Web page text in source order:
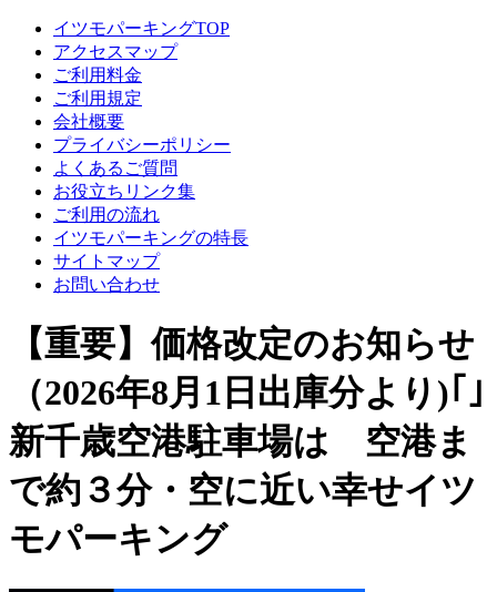
イツモパーキングTOP
アクセスマップ
ご利用料金
ご利用規定
会社概要
プライバシーポリシー
よくあるご質問
お役立ちリンク集
ご利用の流れ
イツモパーキングの特長
サイトマップ
お問い合わせ
【重要】価格改定のお知らせ
（2026年8月1日出庫分より)｢｣
新千歳空港駐車場は 空港ま
で約３分・空に近い幸せイツ
モパーキング